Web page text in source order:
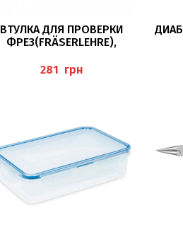
В КОРЗИНУ
ВТУЛКА ДЛЯ ПРОВЕРКИ
ФРЕЗ(FRÄSERLEHRE),
грн